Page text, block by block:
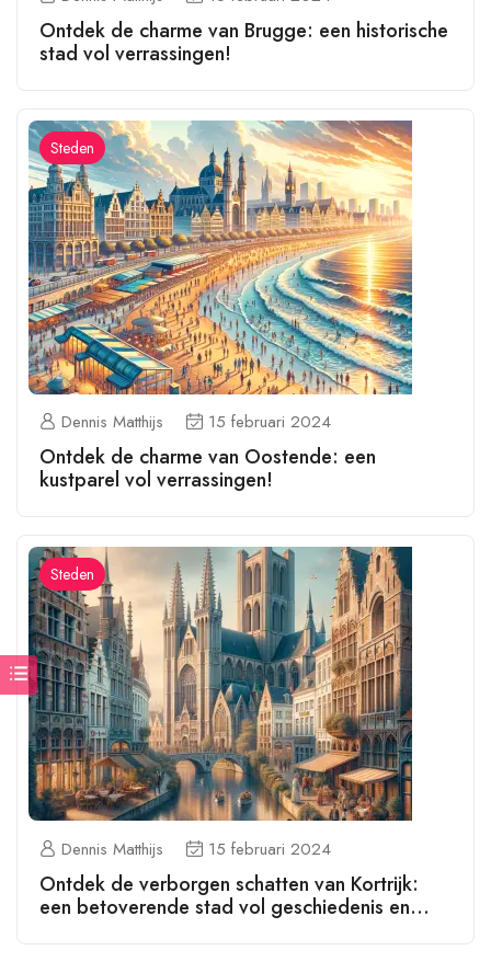
Ontdek de charme van Brugge: een historische
stad vol verrassingen!
Steden
Dennis Matthijs 15 februari 2024
Ontdek de charme van Oostende: een
kustparel vol verrassingen!
Steden
Dennis Matthijs 15 februari 2024
Ontdek de verborgen schatten van Kortrijk:
een betoverende stad vol geschiedenis en